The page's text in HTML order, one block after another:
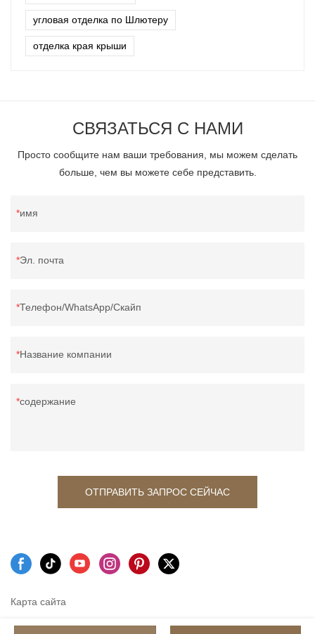
угловая отделка по Шлютеру
отделка края крыши
СВЯЗАТЬСЯ С НАМИ
Просто сообщите нам ваши требования, мы можем сделать
больше, чем вы можете себе представить.
имя
Эл. почта
Телефон/WhatsApp/Скайп
Название компании
содержание
ОТПРАВИТЬ ЗАПРОС СЕЙЧАС
Карта сайта